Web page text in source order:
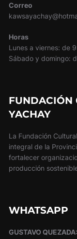
Correo
Horas
Lunes a viernes: de
Sábado y domingo:
FUNDACIÓN
YACHAY
La Fundación
integral de la
fortalecer
producción
WHATSAPP
GUSTAVO QUEZADA: